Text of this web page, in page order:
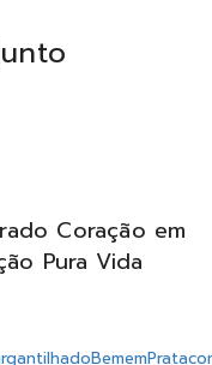
Coração em
Pura Vida